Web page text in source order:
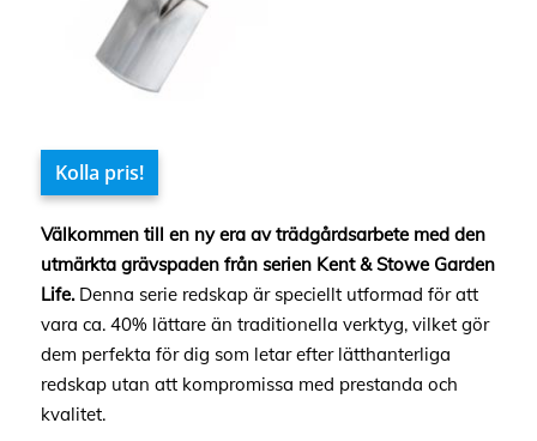
Kolla pris!
Välkommen till en ny era av trädgårdsarbete med den
utmärkta grävspaden från serien Kent & Stowe Garden
Life. Denna serie redskap är speciellt utformad för att
vara ca. 40% lättare än traditionella verktyg, vilket gör
dem perfekta för dig som letar efter lätthanterliga
redskap utan att kompromissa med prestanda och
kvalitet.